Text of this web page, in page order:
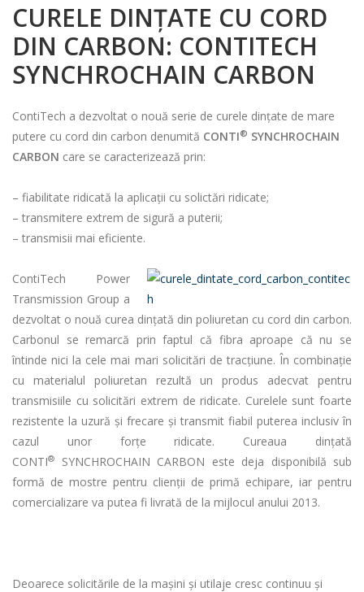
CURELE DINŢATE CU CORD
DIN CARBON: CONTITECH
SYNCHROCHAIN CARBON
ContiTech a dezvoltat o nouă serie de curele dințate de mare
putere cu cord din carbon denumită CONTI® SYNCHROCHAIN
CARBON care se caracterizează prin:
– fiabilitate ridicată la aplicaţii cu solictări ridicate;
– transmitere extrem de sigură a puterii;
– transmisii mai eficiente.
ContiTech Power
Transmission Group a
dezvoltat o nouă curea dințată din poliuretan cu cord din carbon.
Carbonul se remarcă prin faptul că fibra aproape că nu se
întinde nici la cele mai mari solicitări de tracțiune. În combinație
cu materialul poliuretan rezultă un produs adecvat pentru
transmisiile cu solicitări extrem de ridicate. Curelele sunt foarte
rezistente la uzură și frecare și transmit fiabil puterea inclusiv în
cazul unor forțe ridicate. Cureaua dinţată
CONTI®
SYNCHROCHAIN CARBON este deja disponibilă sub
formă de mostre pentru clienţii de primă echipare, iar pentru
comercializare va putea fi livrată de la mijlocul anului 2013.
Deoarece solicitările de la mașini şi utilaje cresc continuu și